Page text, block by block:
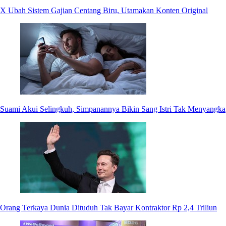
X Ubah Sistem Gajian Centang Biru, Utamakan Konten Original
Suami Akui Selingkuh, Simpanannya Bikin Sang Istri Tak Menyangka
Orang Terkaya Dunia Dituduh Tak Bayar Kontraktor Rp 2,4 Triliun